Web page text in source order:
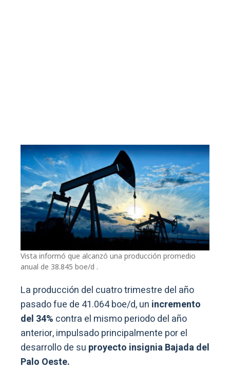
Vista informó que alcanzó una producción promedio
anual de 38.845 boe/d .
La producción del cuatro trimestre del año
pasado fue de 41.064 boe/d, un incremento
del 34% contra el mismo periodo del año
anterior, impulsado principalmente por el
desarrollo de su proyecto insignia Bajada del
Palo Oeste.